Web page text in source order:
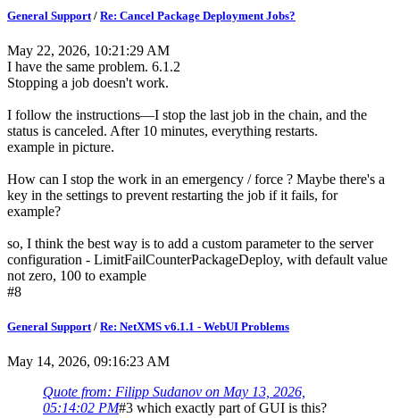
General Support / Re: Cancel Package Deployment Jobs?
May 22, 2026, 10:21:29 AM
I have the same problem. 6.1.2
Stopping a job doesn't work.
I follow the instructions—I stop the last job in the chain, and the
status is canceled. After 10 minutes, everything restarts.
example in picture.
How can I stop the work in an emergency / force ? Maybe there's a
key in the settings to prevent restarting the job if it fails, for
example?
so, I think the best way is to add a custom parameter to the server
configuration - LimitFailCounterPackageDeploy, with default value
not zero, 100 to example
#8
General Support/ Re: NetXMS v6.1.1 - WebUI Problems
May 14, 2026, 09:16:23 AM
Quote from: Filipp Sudanov on May 13, 2026,
05:14:02 PM#3 which exactly part of GUI is this?